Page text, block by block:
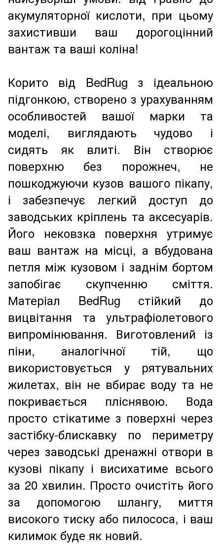
акумуляторної кислоти, при цьому
захистивши ваш дорогоцінний
вантаж та ваші коліна!
Корито від BedRug з ідеальною
підгонкою, створено з урахуванням
особливостей вашої марки та
моделі, виглядають чудово і
сидять як влиті. Він створює
поверхню без порожнеч, не
пошкоджуючи кузов вашого пікапу,
і забезпечує легкий доступ до
заводських кріплень та аксесуарів.
Його нековзка поверхня утримує
ваш вантаж на місці, а вбудована
петля між кузовом і заднім бортом
запобігає скупченню сміття.
Матеріал BedRug стійкий до
вицвітання та ультрафіолетового
випромінювання. Виготовлений із
піни, аналогічної тій, що
використовується у рятувальних
жилетах, він не вбирає воду та не
покривається пліснявою. Вода
просто стікатиме з поверхні через
застібку-блискавку по периметру
через заводські дренажні отвори в
кузові пікапу і висихатиме всього
за 20 хвилин. Просто очистіть його
за допомогою шлангу, миття
високого тиску або пилососа, і ваш
килимок буде як новий.